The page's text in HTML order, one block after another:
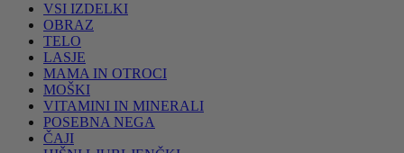
VSI IZDELKI
OBRAZ
TELO
LASJE
MAMA IN OTROCI
MOŠKI
VITAMINI IN MINERALI
POSEBNA NEGA
ČAJI